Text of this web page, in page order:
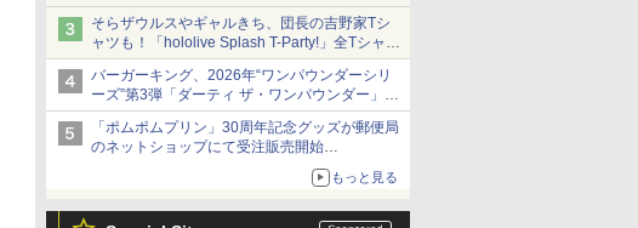
売
組分け帽子ドーナツなど見た目も楽しい商品が
登場
そらザウルスやギャルきち、団長の吉野家Tシ
ャツも！「hololive Splash T-Party!」全Tシャツ
ラインナップ公開＆オンライン販売開始
バーガーキング、2026年“ワンパウンダーシリ
ーズ”第3弾「ダーティ ザ・ワンパウンダー」を
8月7日発売
「特製ガーリックマヨソース」を使用した超大
型チーズバーガー
「ポムポムプリン」30周年記念グッズが郵便局
のネットショップにて受注販売開始
「おもちもちもちクッション」など今年だけの
もっと見る